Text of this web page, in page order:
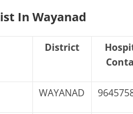
In Wayanad
District
WAYANAD